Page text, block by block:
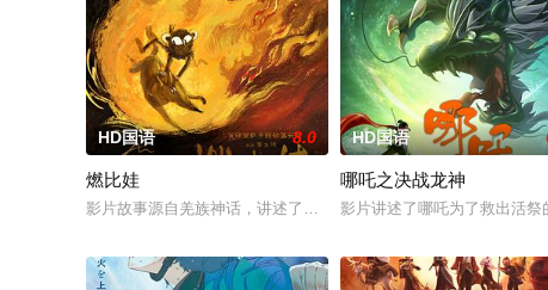
HD国语 8.0
燃比娃
影片故事源自羌族神话，讲述了一只被人类抚养长大的猴子，追寻
HD国语
哪吒之决战龙神
影片讲述了哪吒为了救出活祭